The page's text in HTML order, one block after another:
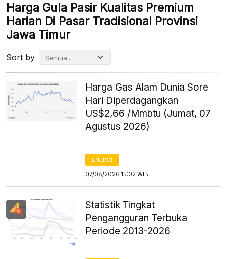
Harga Gula Pasir Kualitas Premium
Harian Di Pasar Tradisional Provinsi
Jawa Timur
Sort by
Harga Gas Alam Dunia Sore
Hari Diperdagangkan
US$2,66 /Mmbtu (Jumat, 07
Agustus 2026)
ENERGI
07/08/2026 15:02 WIB
Statistik Tingkat
Pengangguran Terbuka
Periode 2013-2026